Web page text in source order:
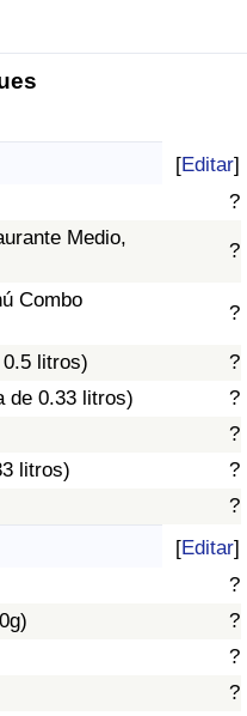
[Editar]
?
Medio,
?
Combo
?
litros)
?
de 0.33 litros)
?
?
litros)
?
?
[Editar]
?
?
?
?
por País